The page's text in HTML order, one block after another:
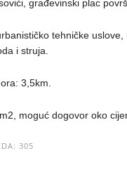
građevinski plac
tehničke
i struja.
3,5km.
moguć dogovor oko
305